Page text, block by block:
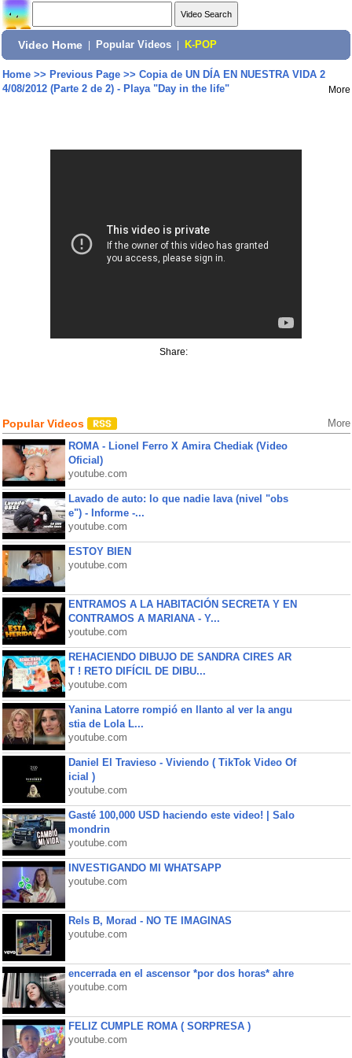
Video Home Popular Videos K-POP
Home>> Previous Page>> Copia de UN DÍA EN NUESTRA VIDA 2
4/08/2012 (Parte 2 de 2) - Playa "Day in the life"
More
Share:
Popular Videos More
ROMA - Lionel Ferro X Amira Chediak (Video
Oficial)
youtube.com
Lavado de auto: lo que nadie lava (nivel "obs
e") - Informe -...
youtube.com
ESTOY BIEN
youtube.com
ENTRAMOS A LA HABITACIÓN SECRETA Y EN
CONTRAMOS A MARIANA - Y...
youtube.com
REHACIENDO DIBUJO DE SANDRA CIRES AR
T ! RETO DIFÍCIL DE DIBU...
youtube.com
Yanina Latorre rompió en llanto al ver la angu
stia de Lola L...
youtube.com
Daniel El Travieso - Viviendo ( TikTok Video Of
icial )
youtube.com
Gasté 100,000 USD haciendo este video! | Salo
mondrin
youtube.com
INVESTIGANDO MI WHATSAPP
youtube.com
Rels B, Morad - NO TE IMAGINAS
youtube.com
encerrada en el ascensor *por dos horas* ahre
youtube.com
FELIZ CUMPLE ROMA ( SORPRESA )
youtube.com